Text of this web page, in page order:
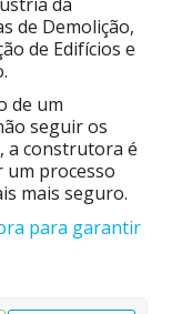
de Demolição,
de Edifícios e
de um
seguir os
a construtora é
processo
mais seguro.
para garantir